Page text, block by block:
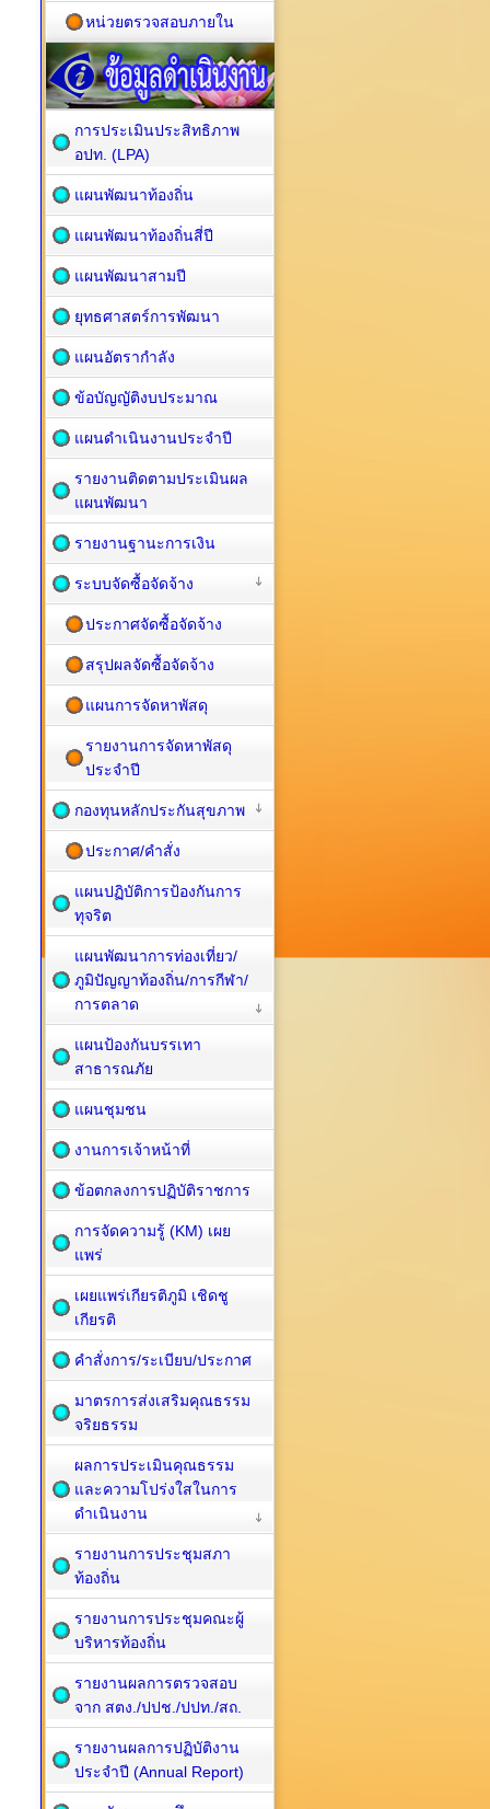
หน่วยตรวจสอบภายใน
การประเมินประสิทธิภาพ
อปท. (LPA)
แผนพัฒนาท้องถิ่น
แผนพัฒนาท้องถิ่นสี่ปี
แผนพัฒนาสามปี
ยุทธศาสตร์การพัฒนา
แผนอัตรากำลัง
ข้อบัญญัติงบประมาณ
แผนดำเนินงานประจำปี
รายงานติดตามประเมินผล
แผนพัฒนา
รายงานฐานะการเงิน
ระบบจัดซื้อจัดจ้าง
ประกาศจัดซื้อจัดจ้าง
สรุปผลจัดซื้อจัดจ้าง
แผนการจัดหาพัสดุ
รายงานการจัดหาพัสดุ
ประจำปี
กองทุนหลักประกันสุขภาพ
ประกาศ/คำสั่ง
แผนปฏิบัติการป้องกันการ
ทุจริต
แผนพัฒนาการท่องเที่ยว/
ภูมิปัญญาท้องถิ่น/การกีฬา/
การตลาด
แผนป้องกันบรรเทา
สาธารณภัย
แผนชุมชน
งานการเจ้าหน้าที่
ข้อตกลงการปฏิบัติราชการ
การจัดความรู้ (KM) เผย
แพร่
เผยแพร่เกียรติภูมิ เชิดชู
เกียรติ
คำสั่งการ/ระเบียบ/ประกาศ
มาตรการส่งเสริมคุณธรรม
จริยธรรม
ผลการประเมินคุณธรรม
และความโปร่งใสในการ
ดำเนินงาน
รายงานการประชุมสภา
ท้องถิ่น
รายงานการประชุมคณะผู้
บริหารท้องถิ่น
รายงานผลการตรวจสอบ
จาก สตง./ปปช./ปปท./สถ.
รายงานผลการปฏิบัติงาน
ประจำปี (Annual Report)